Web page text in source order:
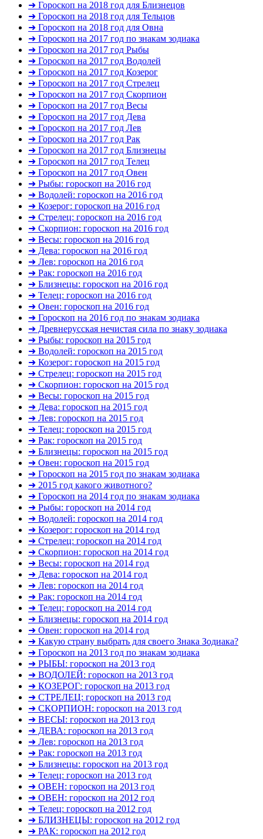
➜ Гороскоп на 2018 год для Близнецов
➜ Гороскоп на 2018 год для Тельцов
➜ Гороскоп на 2018 год для Овна
➜ Гороскоп на 2017 год по знакам зодиака
➜ Гороскоп на 2017 год Рыбы
➜ Гороскоп на 2017 год Водолей
➜ Гороскоп на 2017 год Козерог
➜ Гороскоп на 2017 год Стрелец
➜ Гороскоп на 2017 год Скорпион
➜ Гороскоп на 2017 год Весы
➜ Гороскоп на 2017 год Дева
➜ Гороскоп на 2017 год Лев
➜ Гороскоп на 2017 год Рак
➜ Гороскоп на 2017 год Близнецы
➜ Гороскоп на 2017 год Телец
➜ Гороскоп на 2017 год Овен
➜ Рыбы: гороскоп на 2016 год
➜ Водолей: гороскоп на 2016 год
➜ Козерог: гороскоп на 2016 год
➜ Стрелец: гороскоп на 2016 год
➜ Скорпион: гороскоп на 2016 год
➜ Весы: гороскоп на 2016 год
➜ Дева: гороскоп на 2016 год
➜ Лев: гороскоп на 2016 год
➜ Рак: гороскоп на 2016 год
➜ Близнецы: гороскоп на 2016 год
➜ Телец: гороскоп на 2016 год
➜ Овен: гороскоп на 2016 год
➜ Гороскоп на 2016 год по знакам зодиака
➜ Древнерусская нечистая сила по знаку зодиака
➜ Рыбы: гороскоп на 2015 год
➜ Водолей: гороскоп на 2015 год
➜ Козерог: гороскоп на 2015 год
➜ Стрелец: гороскоп на 2015 год
➜ Скорпион: гороскоп на 2015 год
➜ Весы: гороскоп на 2015 год
➜ Дева: гороскоп на 2015 год
➜ Лев: гороскоп на 2015 год
➜ Телец: гороскоп на 2015 год
➜ Рак: гороскоп на 2015 год
➜ Близнецы: гороскоп на 2015 год
➜ Овен: гороскоп на 2015 год
➜ Гороскоп на 2015 год по знакам зодиака
➜ 2015 год какого животного?
➜ Гороскоп на 2014 год по знакам зодиака
➜ Рыбы: гороскоп на 2014 год
➜ Водолей: гороскоп на 2014 год
➜ Козерог: гороскоп на 2014 год
➜ Стрелец: гороскоп на 2014 год
➜ Скорпион: гороскоп на 2014 год
➜ Весы: гороскоп на 2014 год
➜ Дева: гороскоп на 2014 год
➜ Лев: гороскоп на 2014 год
➜ Рак: гороскоп на 2014 год
➜ Телец: гороскоп на 2014 год
➜ Близнецы: гороскоп на 2014 год
➜ Овен: гороскоп на 2014 год
➜ Какую страну выбрать для своего Знака Зодиака?
➜ Гороскоп на 2013 год по знакам зодиака
➜ РЫБЫ: гороскоп на 2013 год
➜ ВОДОЛЕЙ: гороскоп на 2013 год
➜ КОЗЕРОГ: гороскоп на 2013 год
➜ СТРЕЛЕЦ: гороскоп на 2013 год
➜ СКОРПИОН: гороскоп на 2013 год
➜ ВЕСЫ: гороскоп на 2013 год
➜ ДЕВА: гороскоп на 2013 год
➜ Лев: гороскоп на 2013 год
➜ Рак: гороскоп на 2013 год
➜ Близнецы: гороскоп на 2013 год
➜ Телец: гороскоп на 2013 год
➜ ОВЕН: гороскоп на 2013 год
➜ ОВЕН: гороскоп на 2012 год
➜ Телец: гороскоп на 2012 год
➜ БЛИЗНЕЦЫ: гороскоп на 2012 год
➜ РАК: гороскоп на 2012 год